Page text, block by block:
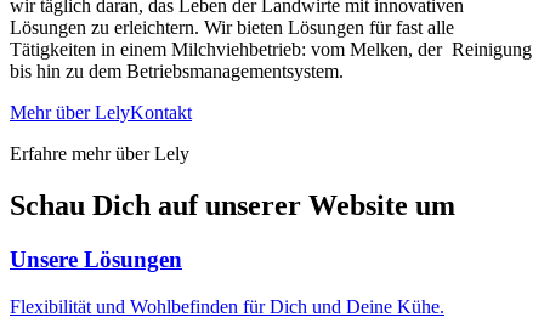
wir täglich daran, das Leben der Landwirte mit innovativen
Lösungen zu erleichtern. Wir bieten Lösungen für fast alle
Tätigkeiten in einem Milchviehbetrieb: vom Melken, der Reinigung
bis hin zu dem Betriebsmanagementsystem.
Mehr über LelyKontakt
Erfahre mehr über Lely
Schau Dich auf unserer Website um
Unsere Lösungen
Flexibilität und Wohlbefinden für Dich und Deine Kühe.